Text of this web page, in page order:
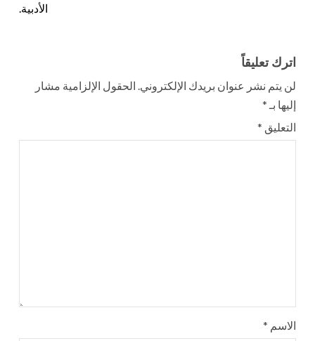
الأدبية.
اترك تعليقاً
لن يتم نشر عنوان بريدك الإلكتروني. الحقول الإلزامية مشار
إليها بـ *
التعليق *
الاسم *